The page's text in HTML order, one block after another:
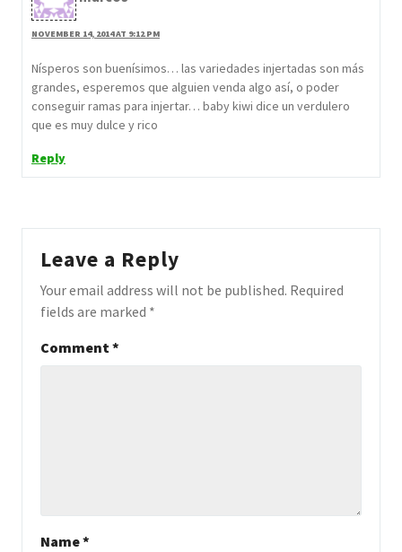
NOVEMBER 14, 2014 AT 9:12 PM
Nísperos son buenísimos… las variedades injertadas son más
grandes, esperemos que alguien venda algo así, o poder
conseguir ramas para injertar… baby kiwi dice un verdulero
que es muy dulce y rico
Reply
Leave a Reply
Your email address will not be published. Required
fields are marked *
Comment *
Name*